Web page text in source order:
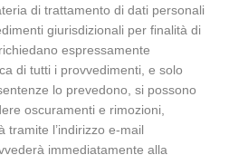
di trattamento di dati personali
giurisdizionali per finalità di
espressamente
di tutti i provvedimenti, e solo
lo prevedono, si possono
oscuramenti e rimozioni,
tramite l’indirizzo e-mail
immediatamente alla